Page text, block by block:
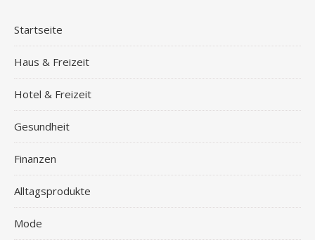
Startseite
Haus & Freizeit
Hotel & Freizeit
Gesundheit
Finanzen
Alltagsprodukte
Mode